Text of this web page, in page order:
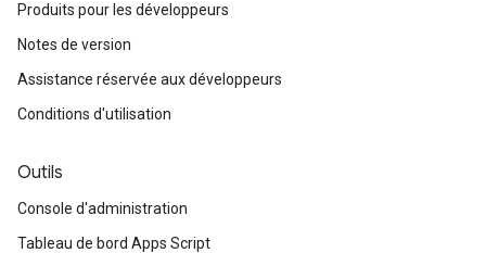
Produits pour les développeurs
Notes de version
Assistance réservée aux développeurs
Conditions d'utilisation
Outils
Console d'administration
Tableau de bord Apps Script